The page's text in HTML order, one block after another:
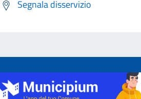
Segnala disservizio